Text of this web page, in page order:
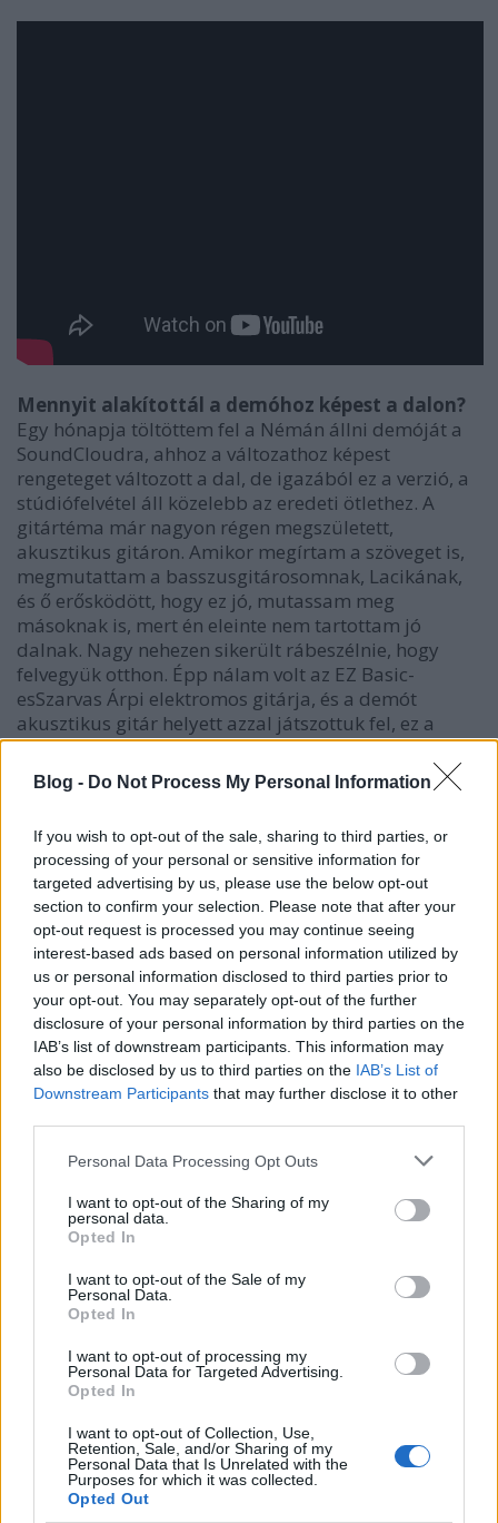
Blog - Do Not Process My Personal Information
If you wish to opt-out of the sale, sharing to third parties, or
processing of your personal or sensitive information for
targeted advertising by us, please use the below opt-out
section to confirm your selection. Please note that after your
opt-out request is processed you may continue seeing
interest-based ads based on personal information utilized by
us or personal information disclosed to third parties prior to
your opt-out. You may separately opt-out of the further
disclosure of your personal information by third parties on the
IAB’s list of downstream participants. This information may
also be disclosed by us to third parties on the IAB’s List of
Downstream Participants that may further disclose it to other
Please note that this website/app uses one or more Google
not limited to your visit or usage behaviour. You may click to
grant or deny consent to Google and its third-party tags to
use your data for below specified purposes in below Google
consent section.
Personal Data Processing Opt Outs
I want to opt-out of the Sharing of my
personal data.
Opted In
I want to opt-out of the Sale of my
Personal Data.
Opted In
I want to opt-out of processing my
Personal Data for Targeted Advertising.
Opted In
I want to opt-out of Collection, Use,
Retention, Sale, and/or Sharing of my
Personal Data that Is Unrelated with the
Purposes for which it was collected.
Opted Out
Mennyit alakítottál a demóhoz képest a dalon?
Egy hónapja töltöttem fel a Némán állni demóját a
SoundCloudra, ahhoz a változathoz képest
rengeteget változott a dal, de igazából ez a verzió, a
stúdiófelvétel áll közelebb az eredeti ötlethez. A
gitártéma már nagyon régen megszületett,
akusztikus gitáron. Amikor megírtam a szöveget is,
megmutattam a basszusgitárosomnak, Lacikának,
és ő erősködött, hogy ez jó, mutassam meg
másoknak is, mert én eleinte nem tartottam jó
dalnak. Nagy nehezen sikerült rábeszélnie, hogy
felvegyük otthon. Épp nálam volt az EZ Basic-
esSzarvas Árpi elektromos gitárja, és a demót
akusztikus gitár helyett azzal játszottuk fel, ez a
verzió került fel a SoundCloudra is. A demót
rengetegen megosztották a Facebookon, és elég
pozitívak voltak a kommentek. A stúdiófelvételnél
Hivatalosan is szakítós dalról van szó,
megmutattad Kováts Verának, mielőtt
felvettétek?
A szöveget olvashatta, a szakításunk után elküldtem
neki. Tulajdonképpen ezzel a szöveggel búcsúztam
el tőle, ezzel próbáltam meg lezárni a
kapcsolatunkat.
Van saját kedvenc szakítós dalod?
Másoktól? (nevet) Hát egy időben sokat hallgattam a
Three Days Grace-től az I Hate Everything About
You-t. Vagy ez Three Doors Down? Nem, Three Days
Grace... Szóval ez volt a kedvenc szakítós dalom még
Hogy válogattad ki a segéderőket a dalhoz?
társaság segít nekem. Szarvas Árpival még tavasszal,
a Leonard Cohen Dance Me To The End Of Love
feldolgozás kapcsán kezdtünk együtt dolgozni,
ötletelni. Neki jóval több tapasztalata van ebben a
szakmában, én csak most kezdek belerázódni. Elég
hülyén hangzik, ha azt mondom, hogy ő fogja a
kezem, bár még így is sok meglepetés ér, főleg a
felvételek, a stúdiómunka terén. A
basszusgitárosom, Bagossy Lacika van még
mellettem, régen együtt zenéltünk, most ő segít a